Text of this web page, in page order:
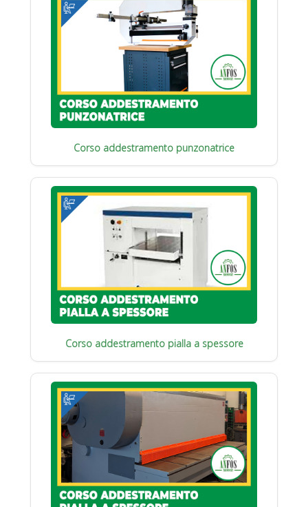
Corso addestramento punzonatrice
Corso addestramento pialla a spessore